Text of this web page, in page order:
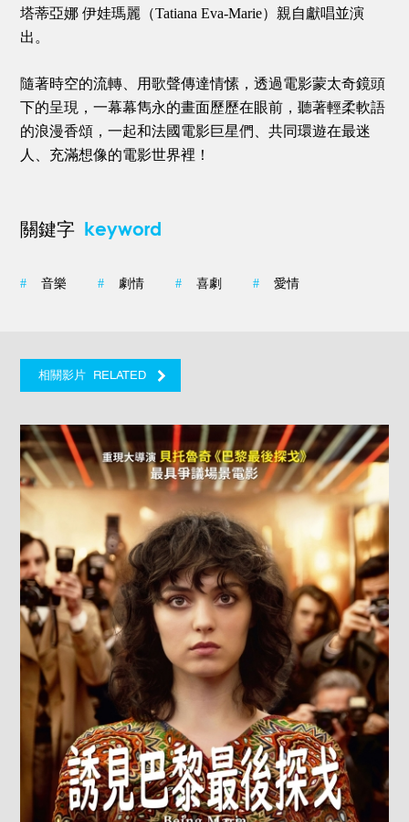
塔蒂亞娜 伊娃瑪麗（Tatiana Eva-Marie）親自獻唱並演
出。
隨著時空的流轉、用歌聲傳達情愫，透過電影蒙太奇鏡頭
下的呈現，一幕幕雋永的畫面歷歷在眼前，聽著輕柔軟語
的浪漫香頌，一起和法國電影巨星們、共同環遊在最迷
人、充滿想像的電影世界裡！
關鍵字 keyword
# 音樂 # 劇情 # 喜劇 # 愛情
相關影片 RELATED